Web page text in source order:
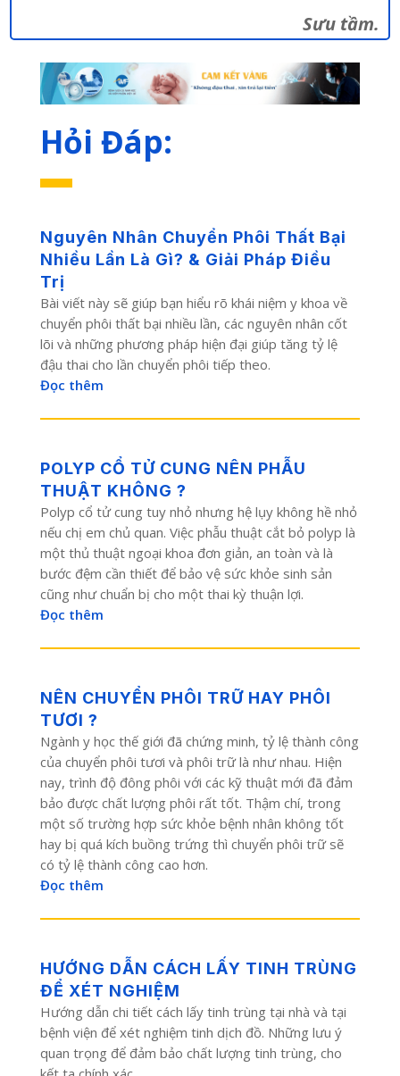
Sưu tầm.
Hỏi Đáp:
Nguyên Nhân Chuyển Phôi Thất Bại
Nhiều Lần Là Gì? & Giải Pháp Điều
Trị
Bài viết này sẽ giúp bạn hiểu rõ khái niệm y khoa về
chuyển phôi thất bại nhiều lần, các nguyên nhân cốt
lõi và những phương pháp hiện đại giúp tăng tỷ lệ
đậu thai cho lần chuyển phôi tiếp theo.
Đọc thêm
POLYP CỔ TỬ CUNG NÊN PHẪU
THUẬT KHÔNG ?
Polyp cổ tử cung tuy nhỏ nhưng hệ lụy không hề nhỏ
nếu chị em chủ quan. Việc phẫu thuật cắt bỏ polyp là
một thủ thuật ngoại khoa đơn giản, an toàn và là
bước đệm cần thiết để bảo vệ sức khỏe sinh sản
cũng như chuẩn bị cho một thai kỳ thuận lợi.
Đọc thêm
NÊN CHUYỂN PHÔI TRỮ HAY PHÔI
TƯƠI ?
Ngành y học thế giới đã chứng minh, tỷ lệ thành công
của chuyển phôi tươi và phôi trữ là như nhau. Hiện
nay, trình độ đông phôi với các kỹ thuật mới đã đảm
bảo được chất lượng phôi rất tốt. Thậm chí, trong
một số trường hợp sức khỏe bệnh nhân không tốt
hay bị quá kích buồng trứng thì chuyển phôi trữ sẽ
có tỷ lệ thành công cao hơn.
Đọc thêm
HƯỚNG DẪN CÁCH LẤY TINH TRÙNG
ĐỂ XÉT NGHIỆM
Hướng dẫn chi tiết cách lấy tinh trùng tại nhà và tại
bệnh viện để xét nghiệm tinh dịch đồ. Những lưu ý
quan trọng để đảm bảo chất lượng tinh trùng, cho